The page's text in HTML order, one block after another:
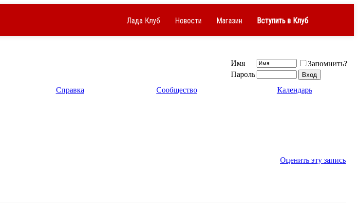
Лада Клуб Новости Магазин Вступить в Клуб
Имя
Запомнить?
Пароль
Справка Сообщество Календарь
Оценить эту запись